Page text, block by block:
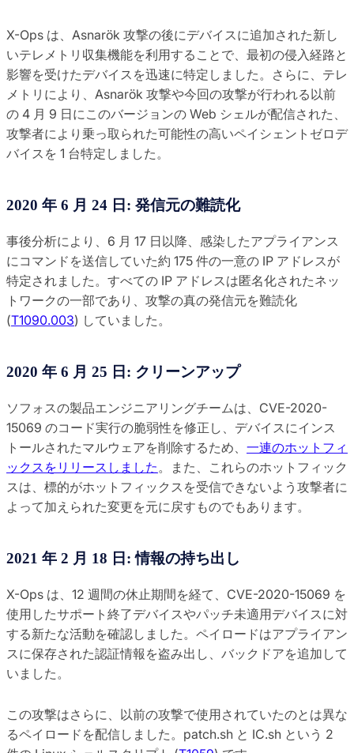
X-Ops は、Asnarök 攻撃の後にデバイスに追加された新し
いテレメトリ収集機能を利用することで、最初の侵入経路と
影響を受けたデバイスを迅速に特定しました。さらに、テレ
メトリにより、Asnarök 攻撃や今回の攻撃が行われる以前
の 4 月 9 日にこのバージョンの Web シェルが配信された、
攻撃者により乗っ取られた可能性の高いペイシェントゼロデ
バイスを 1 台特定しました。
2020 年 6 月 24 日: 発信元の難読化
事後分析により、6 月 17 日以降、感染したアプライアンス
にコマンドを送信していた約 175 件の一意の IP アドレスが
特定されました。すべての IP アドレスは匿名化されたネッ
トワークの一部であり、攻撃の真の発信元を難読化
(T1090.003) していました。
2020 年 6 月 25 日: クリーンアップ
ソフォスの製品エンジニアリングチームは、CVE-2020-
15069 のコード実行の脆弱性を修正し、デバイスにインス
トールされたマルウェアを削除するため、 一連のホットフィ
ックスをリリースしました 。また、これらのホットフィック
スは、標的がホットフィックスを受信できないよう攻撃者に
よって加えられた変更を元に戻すものでもあります。
2021 年 2 月 18 日: 情報の持ち出し
X-Ops は、12 週間の休止期間を経て、CVE-2020-15069 を
使用したサポート終了デバイスやパッチ未適用デバイスに対
する新たな活動を確認しました。ペイロードはアプライアン
スに保存された認証情報を盗み出し、バックドアを追加して
いました。
この攻撃はさらに、以前の攻撃で使用されていたのとは異な
るペイロードを配信しました。patch.sh と IC.sh という 2